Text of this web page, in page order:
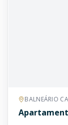
BALNEÁRIO